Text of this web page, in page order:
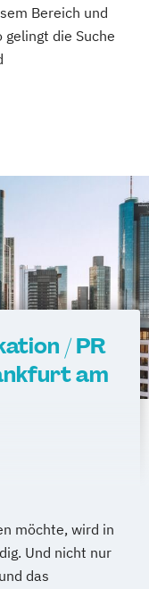
Bereich und
die Suche
/ PR
am
möchte, wird in
Und nicht nur
das